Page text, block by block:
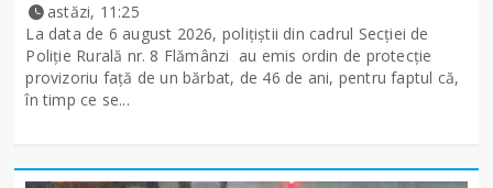
astăzi, 11:25
La data de 6 august 2026, polițiștii din cadrul Secției de
Poliție Rurală nr. 8 Flămânzi au emis ordin de protecție
provizoriu față de un bărbat, de 46 de ani, pentru faptul că,
în timp ce se...